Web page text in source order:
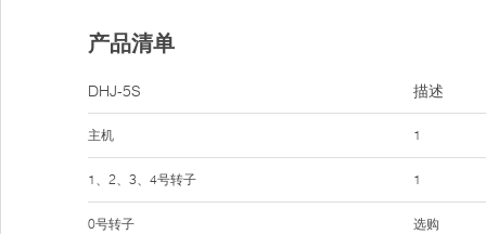
产品清单
DHJ-5S
主机
1、2、3、4号转子
0号转子
描述
1
1
选购